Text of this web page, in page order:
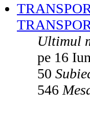
Ultimul
pe 16
50
546